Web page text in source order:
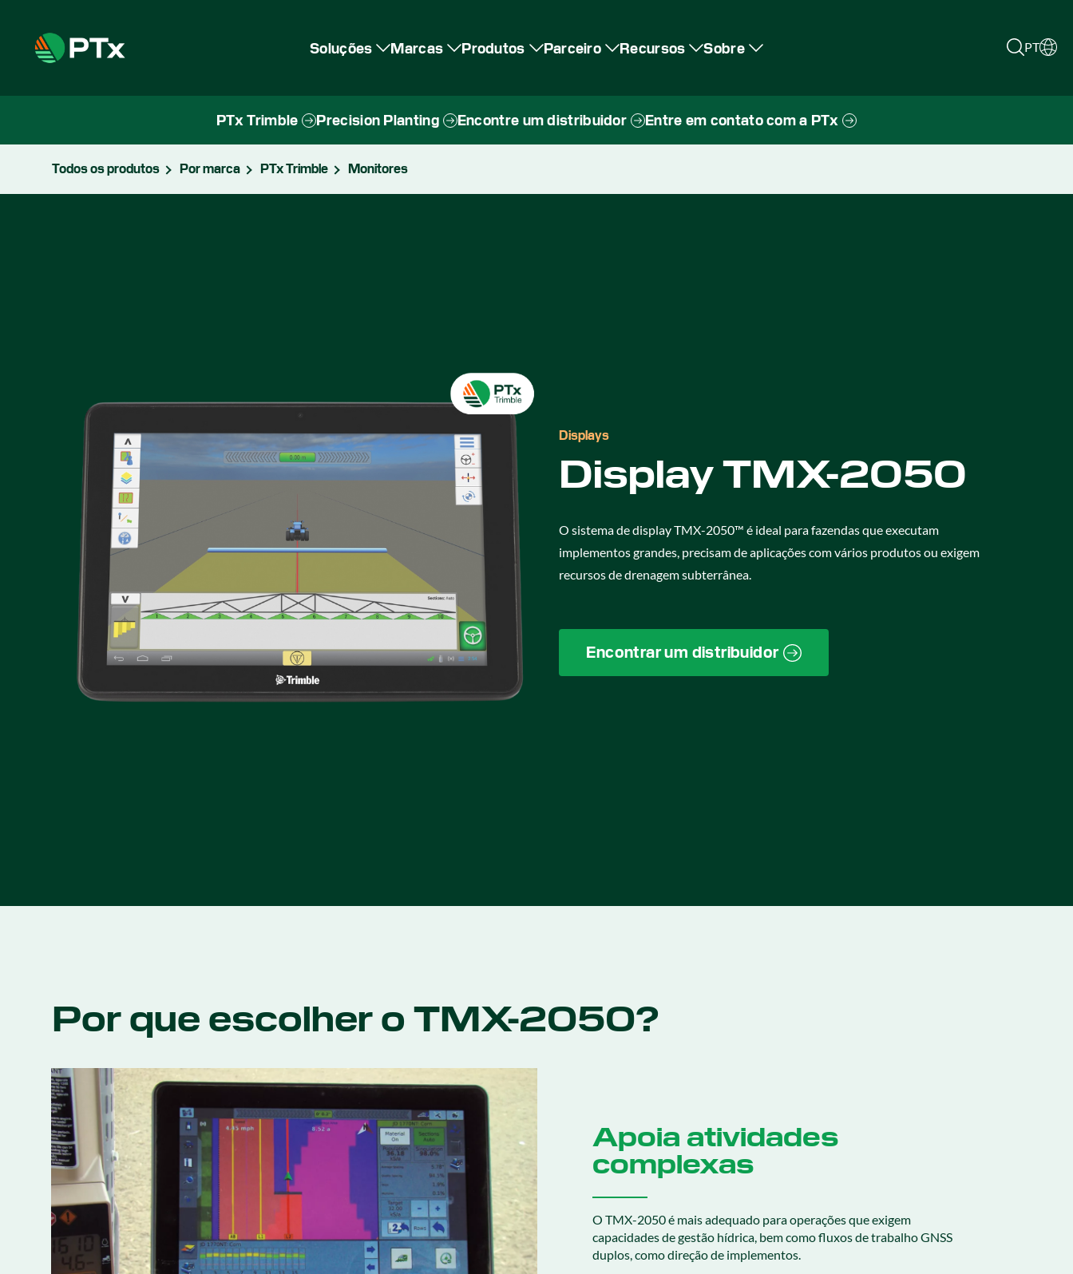
Soluções Marcas Produtos Parceiro Recursos Sobre
PTx Trimble Precision Planting Encontre um distribuidor Entre em contato com a PTx
PT
Todos os produtos Por marca PTx Trimble Monitores
Displays
Display TMX-2050
O sistema de display TMX-2050™ é ideal para fazendas que executam
implementos grandes, precisam de aplicações com vários produtos ou exigem
recursos de drenagem subterrânea.
Encontrar um distribuidor
Por que escolher o TMX-2050?
Apoia atividades
complexas
O TMX-2050 é mais adequado para operações que exigem
capacidades de gestão hídrica, bem como fluxos de trabalho GNSS
duplos, como direção de implementos.